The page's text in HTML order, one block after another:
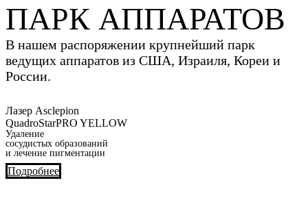
ПАРК АППАРАТОВ
В нашем распоряжении крупнейший парк
ведущих аппаратов из США, Израиля, Кореи и
России.
Лазер Asclepion
QuadroStarPRO YELLOW
Удаление
сосудистых образований
и лечение пигментации
Подробнее